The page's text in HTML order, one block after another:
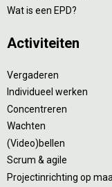
Wat is een EPD?
Activiteiten
Vergaderen
Individueel werken
Concentreren
Wachten
(Video)bellen
Scrum & agile
Projectinrichting op